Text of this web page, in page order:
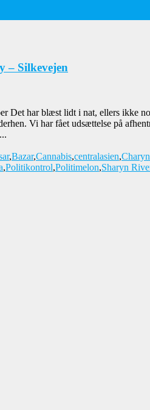
– Silkevejen
Det har blæst lidt i nat, ellers ikke
Vi har fået udsættelse på
,Bazar,Cannabis,centralasien,
,Politikontrol,Politimelon,Sharyn